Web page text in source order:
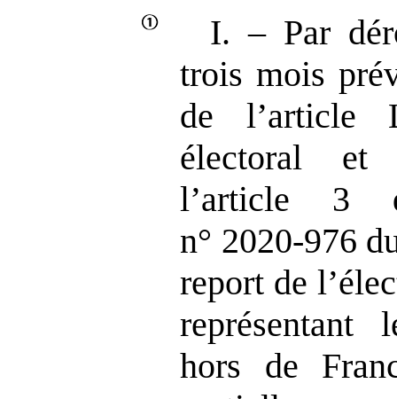
I. ‒ Par
trois mois
de l’article
électoral et
l’article 3
n° 2020‑976
report de
représentant
hors de